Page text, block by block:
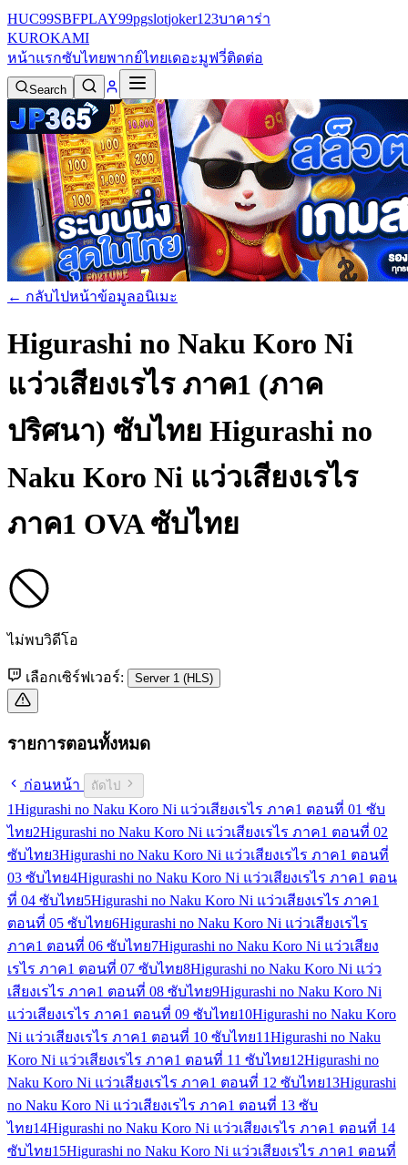
HUC99SBFPLAY99pgslotjoker123บาคาร่า
KUROKAMI
หน้าแรกซับไทยพากย์ไทยเดอะมูฟวี่ติดต่อ
Search
← กลับไปหน้าข้อมูลอนิเมะ
Higurashi no Naku Koro Ni
แว่วเสียงเรไร ภาค1 (ภาค
ปริศนา) ซับไทย Higurashi no
Naku Koro Ni แว่วเสียงเรไร
ภาค1 OVA ซับไทย
ไม่พบวิดีโอ
เลือกเซิร์ฟเวอร์: Server 1 (HLS)
รายการตอนทั้งหมด
ก่อนหน้า ถัดไป
1Higurashi no Naku Koro Ni แว่วเสียงเรไร ภาค1 ตอนที่ 01 ซับ
ไทย2Higurashi no Naku Koro Ni แว่วเสียงเรไร ภาค1 ตอนที่ 02
ซับไทย3Higurashi no Naku Koro Ni แว่วเสียงเรไร ภาค1 ตอนที่
03 ซับไทย4Higurashi no Naku Koro Ni แว่วเสียงเรไร ภาค1 ตอน
ที่ 04 ซับไทย5Higurashi no Naku Koro Ni แว่วเสียงเรไร ภาค1
ตอนที่ 05 ซับไทย6Higurashi no Naku Koro Ni แว่วเสียงเรไร
ภาค1 ตอนที่ 06 ซับไทย7Higurashi no Naku Koro Ni แว่วเสียง
เรไร ภาค1 ตอนที่ 07 ซับไทย8Higurashi no Naku Koro Ni แว่ว
เสียงเรไร ภาค1 ตอนที่ 08 ซับไทย9Higurashi no Naku Koro Ni
แว่วเสียงเรไร ภาค1 ตอนที่ 09 ซับไทย10Higurashi no Naku Koro
Ni แว่วเสียงเรไร ภาค1 ตอนที่ 10 ซับไทย11Higurashi no Naku
Koro Ni แว่วเสียงเรไร ภาค1 ตอนที่ 11 ซับไทย12Higurashi no
Naku Koro Ni แว่วเสียงเรไร ภาค1 ตอนที่ 12 ซับไทย13Higurashi
no Naku Koro Ni แว่วเสียงเรไร ภาค1 ตอนที่ 13 ซับ
ไทย14Higurashi no Naku Koro Ni แว่วเสียงเรไร ภาค1 ตอนที่ 14
ซับไทย15Higurashi no Naku Koro Ni แว่วเสียงเรไร ภาค1 ตอนที่